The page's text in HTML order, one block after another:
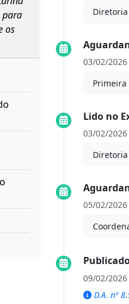
para
os
03/02/2026
Primeira
Lido no
03/02/2026
05/02/2026
09/02/2026
D.A. nº